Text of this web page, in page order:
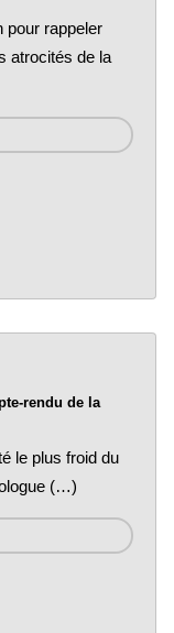
pour rappeler
atrocités de la
rendu de la
le plus froid du
(…)